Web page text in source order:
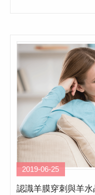
2019-06-25
認識羊膜穿刺與羊